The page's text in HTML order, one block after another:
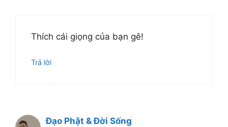
Thích cái giọng của bạn gê!
Trả lời
Đạo Phật & Đời Sống